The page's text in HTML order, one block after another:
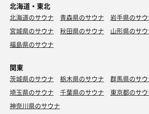
北海道・東北
北海道のサウナ 青森県のサウナ
岩手県のサ
宮城県のサウナ
秋田県のサウナ
山形県のサ
福島県のサウナ
関東
茨城県のサウナ 栃木県のサウナ
群馬県のサ
埼玉県のサウナ
千葉県のサウナ
東京都のサ
神奈川県のサウナ